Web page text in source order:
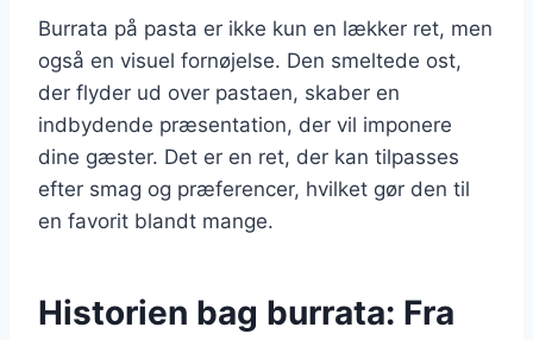
Burrata på pasta er ikke kun en lækker ret, men
også en visuel fornøjelse. Den smeltede ost,
der flyder ud over pastaen, skaber en
indbydende præsentation, der vil imponere
dine gæster. Det er en ret, der kan tilpasses
efter smag og præferencer, hvilket gør den til
en favorit blandt mange.
Historien bag burrata: Fra